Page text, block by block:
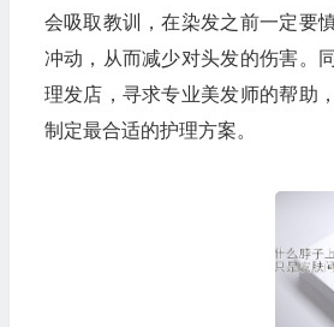
会吸取教训，在染发之前一定要
冲动，从而减少对头发的伤害。
理发店，寻求专业美发师的帮助
制定最合适的护理方案。